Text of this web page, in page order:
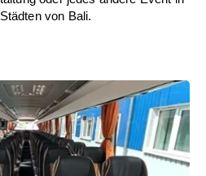
von Bali.